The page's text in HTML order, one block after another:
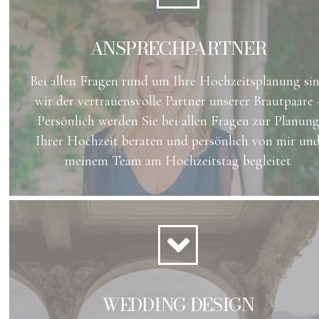
ANSPRECHPARTNER
Bei allen Fragen rund um Ihre Hochzeitsplanung
wir der vertrauensvolle Partner unserer Brautpaare
Persönlich werden Sie bei allen Fragen zur Planung
Ihrer Hochzeit beraten und persönlich von mir
meinem Team am Hochzeitstag begleitet
WEDDING DESIGN